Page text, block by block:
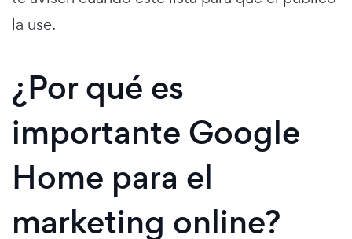
la use.
¿Por qué es
importante Google
Home para el
marketing online?